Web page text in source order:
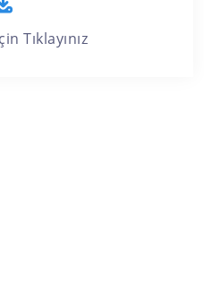
Tıklayınız